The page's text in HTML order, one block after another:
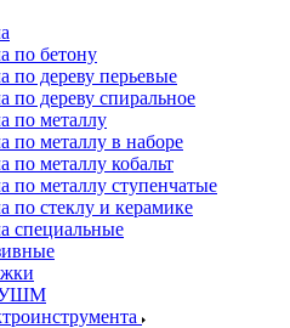
по бетону
по дереву перьевые
по дереву спиральное
по металлу
по металлу в наборе
по металлу кобальт
по металлу ступенчатые
по стеклу и керамике
специальные
УШМ